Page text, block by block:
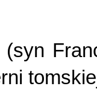
(syn